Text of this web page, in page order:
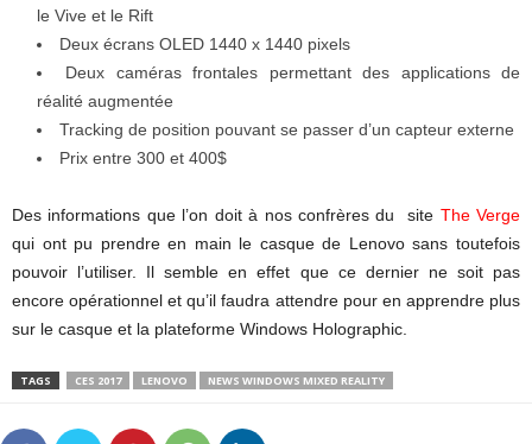
le Vive et le Rift
Deux écrans OLED 1440 x 1440 pixels
Deux caméras frontales permettant des applications de
réalité augmentée
Tracking de position pouvant se passer d’un capteur externe
Prix entre 300 et 400$
Des informations que l’on doit à nos confrères du site The Verge
qui ont pu prendre en main le casque de Lenovo sans toutefois
pouvoir l’utiliser. Il semble en effet que ce dernier ne soit pas
encore opérationnel et qu’il faudra attendre pour en apprendre plus
sur le casque et la plateforme Windows Holographic.
TAGS CES 2017 LENOVO NEWS WINDOWS MIXED REALITY